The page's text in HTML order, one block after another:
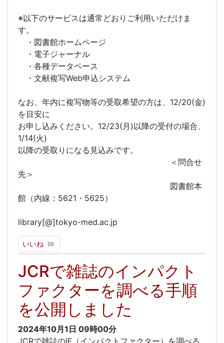
※以下のサービスは通常どおりご利用いただけま
す。
・図書館ホームページ
・電子ジャーナル
・各種データベース
・文献複写Web申込システム
なお、年内に複写物等の受取希望の方は、12/20(金)
を目安に
お申し込みください。12/23(月)以降の受付の場合、
1/14(火)
以降の受取りになる見込みです。
＜問合せ
先＞
図書館本
館（内線：5621・5625）
library[@]tokyo-med.ac.jp
いいね 59
JCRで雑誌のインパクト
ファクターを調べる手順
を公開しました
2024年10月1日 09時00分